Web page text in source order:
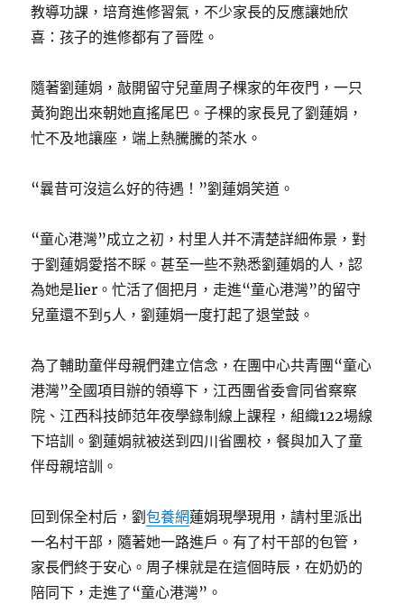
教導功課，培育進修習氣，不少家長的反應讓她欣
喜：孩子的進修都有了晉陞。
隨著劉蓮娟，敲開留守兒童周子棵家的年夜門，一只
黃狗跑出來朝她直搖尾巴。子棵的家長見了劉蓮娟，
忙不及地讓座，端上熱騰騰的茶水。
“曩昔可沒這么好的待遇！”劉蓮娟笑道。
“童心港灣”成立之初，村里人并不清楚詳細佈景，對
于劉蓮娟愛搭不睬。甚至一些不熟悉劉蓮娟的人，認
為她是lier。忙活了個把月，走進“童心港灣”的留守
兒童還不到5人，劉蓮娟一度打起了退堂鼓。
為了輔助童伴母親們建立信念，在團中心共青團“童心
港灣”全國項目辦的領導下，江西團省委會同省察察
院、江西科技師范年夜學錄制線上課程，組織122場線
下培訓。劉蓮娟就被送到四川省團校，餐與加入了童
伴母親培訓。
回到保全村后，劉包養網蓮娟現學現用，請村里派出
一名村干部，隨著她一路進戶。有了村干部的包管，
家長們終于安心。周子棵就是在這個時辰，在奶奶的
陪同下，走進了“童心港灣”。